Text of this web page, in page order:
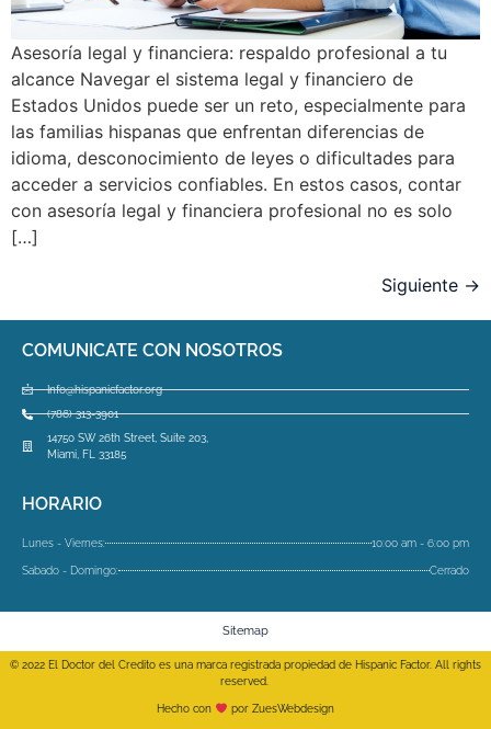
Asesoría legal y financiera: respaldo profesional a tu
alcance Navegar el sistema legal y financiero de
Estados Unidos puede ser un reto, especialmente para
las familias hispanas que enfrentan diferencias de
idioma, desconocimiento de leyes o dificultades para
acceder a servicios confiables. En estos casos, contar
con asesoría legal y financiera profesional no es solo
[…]
Siguiente →
COMUNICATE CON NOSOTROS
Info@hispanicfactor.org
(786) 313-3901
14750 SW 26th Street, Suite 203,
Miami, FL 33185
HORARIO
Lunes - Viernes: 10:00 am - 6:00 pm
Sabado - Domingo: Cerrado
Sitemap
© 2022 El Doctor del Credito es una marca registrada propiedad de Hispanic Factor. All rights
reserved.
Hecho con por ZuesWebdesign